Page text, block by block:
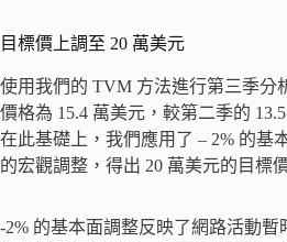
目標價上調至 20 萬美元
使用我們的 TVM 方法進行第三季分
價格為 15.4 萬美元，較第二季的
在此基礎上，我們應用了 – 2% 的基
的宏觀調整，得出 20 萬美元的目標
-2% 的基本面調整反映了網路活動暫